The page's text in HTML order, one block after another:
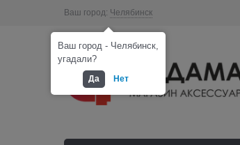
Ваш город: Челябинск
Ваш город - Челябинск,
угадали?
Да Нет